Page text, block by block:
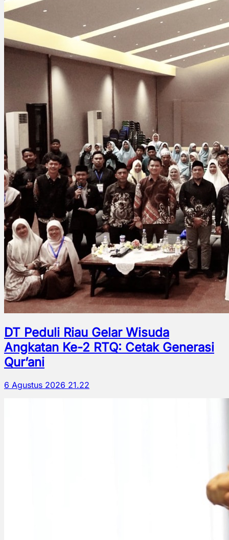
DT Peduli Riau Gelar Wisuda
Angkatan Ke-2 RTQ: Cetak Generasi
Qur’ani
6 Agustus 2026 21.22